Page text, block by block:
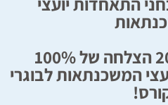
בשנים 2023-2025 הצלחה של 100%
המשכנתאות לבוגרי